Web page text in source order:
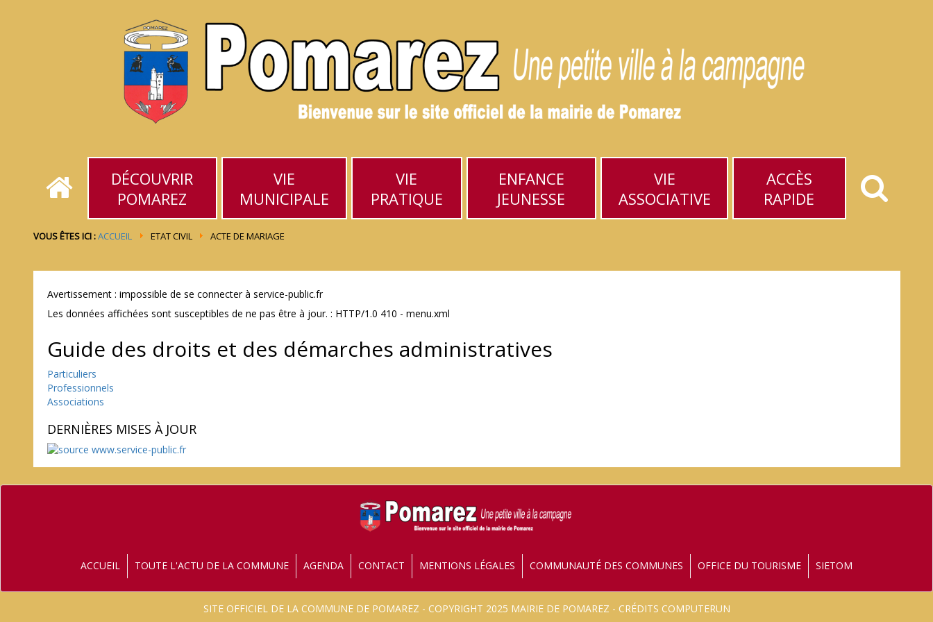
DÉCOUVRIR
POMAREZ
VIE
MUNICIPALE
VIE
PRATIQUE
ENFANCE
JEUNESSE
VIE
ASSOCIATIVE
ACCÈS
RAPIDE
VOUS ÊTES ICI :ACCUEIL ETAT CIVIL ACTE DE MARIAGE
Avertissement : impossible de se connecter à service-public.fr
Les données affichées sont susceptibles de ne pas être à jour. : HTTP/1.0 410 - menu.xml
Guide des droits et des démarches administratives
Particuliers
Professionnels
Associations
DERNIÈRES MISES À JOUR
ACCUEIL TOUTE L'ACTU DE LA COMMUNE AGENDA CONTACT MENTIONS LÉGALES COMMUNAUTÉ DES COMMUNES OFFICE DU TOURISME SIETOM
SITE OFFICIEL DE LA COMMUNE DE POMAREZ - COPYRIGHT 2025 MAIRIE DE POMAREZ - CRÉDITS COMPUTERUN